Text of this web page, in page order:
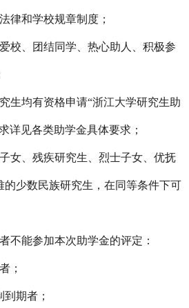
律和学校规章制度；
校、团结同学、热心助人、积极参
生均有资格申请“浙江大学研究生助
详见各类助学金具体要求；
女、残疾研究生、烈士子女、优抚
的少数民族研究生，在同等条件下可
不能参加本次助学金的评定：
；
到期者；